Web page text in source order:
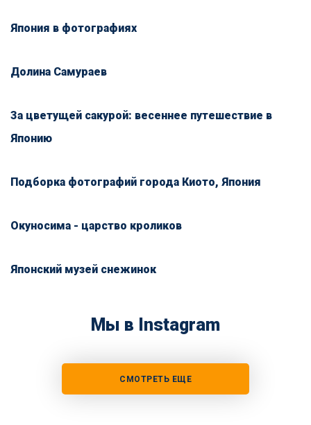
Япония в фотографиях
Долина Самураев
За цветущей сакурой: весеннее путешествие в
Японию
Подборка фотографий города Киото, Япония
Окуносима - царство кроликов
Японский музей снежинок
Мы в Instagram
СМОТРЕТЬ ЕЩЕ